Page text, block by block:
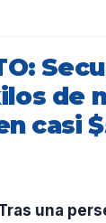
de
casi
Tras una